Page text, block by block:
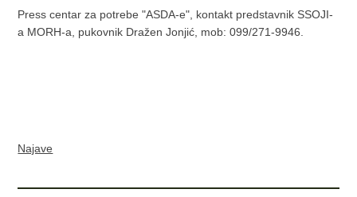
Press centar za potrebe "ASDA-e", kontakt predstavnik SSOJI-
a MORH-a, pukovnik Dražen Jonjić, mob: 099/271-9946.
Najave